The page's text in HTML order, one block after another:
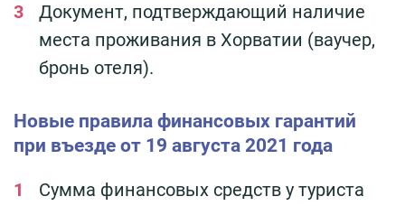
Документ, подтверждающий наличие
места проживания в Хорватии (ваучер,
бронь отеля).
Новые правила финансовых гарантий
при въезде от 19 августа 2021 года
Сумма финансовых средств у туриста